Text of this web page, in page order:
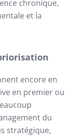
chronique,
et la
encore en
en premier ou
du
stratégique,